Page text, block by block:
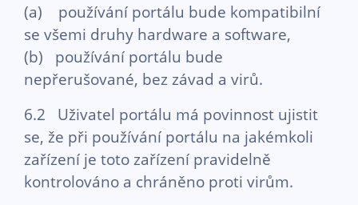
(a) používání portálu bude kompatibilní
se všemi druhy hardware a software,
(b) používání portálu bude
nepřerušované, bez závad a virů.
6.2 Uživatel portálu má povinnost ujistit
se, že při používání portálu na jakémkoli
zařízení je toto zařízení pravidelně
kontrolováno a chráněno proti virům.